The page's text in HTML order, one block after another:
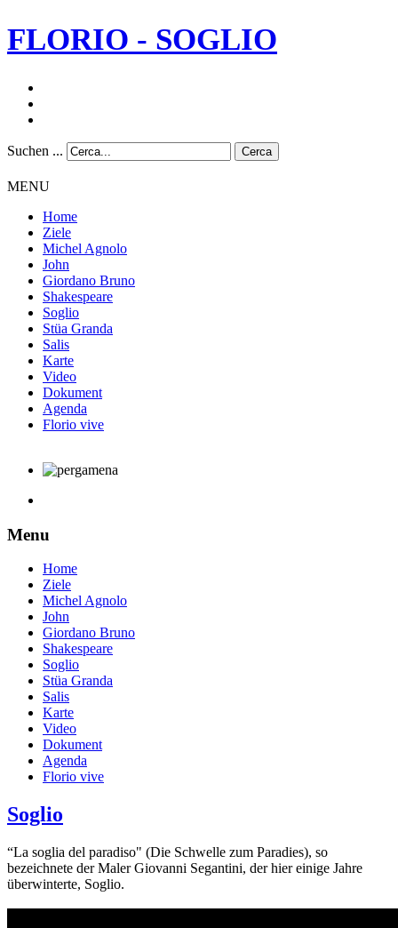
FLORIO - SOGLIO
Suchen ... Cerca
MENU
Home
Ziele
Michel Agnolo
John
Giordano Bruno
Shakespeare
Soglio
Stüa Granda
Salis
Karte
Video
Dokument
Agenda
Florio vive
Menu
Home
Ziele
Michel Agnolo
John
Giordano Bruno
Shakespeare
Soglio
Stüa Granda
Salis
Karte
Video
Dokument
Agenda
Florio vive
Soglio
“La soglia del paradiso" (Die Schwelle zum Paradies), so
bezeichnete der Maler Giovanni Segantini, der hier einige Jahre
überwinterte, Soglio.